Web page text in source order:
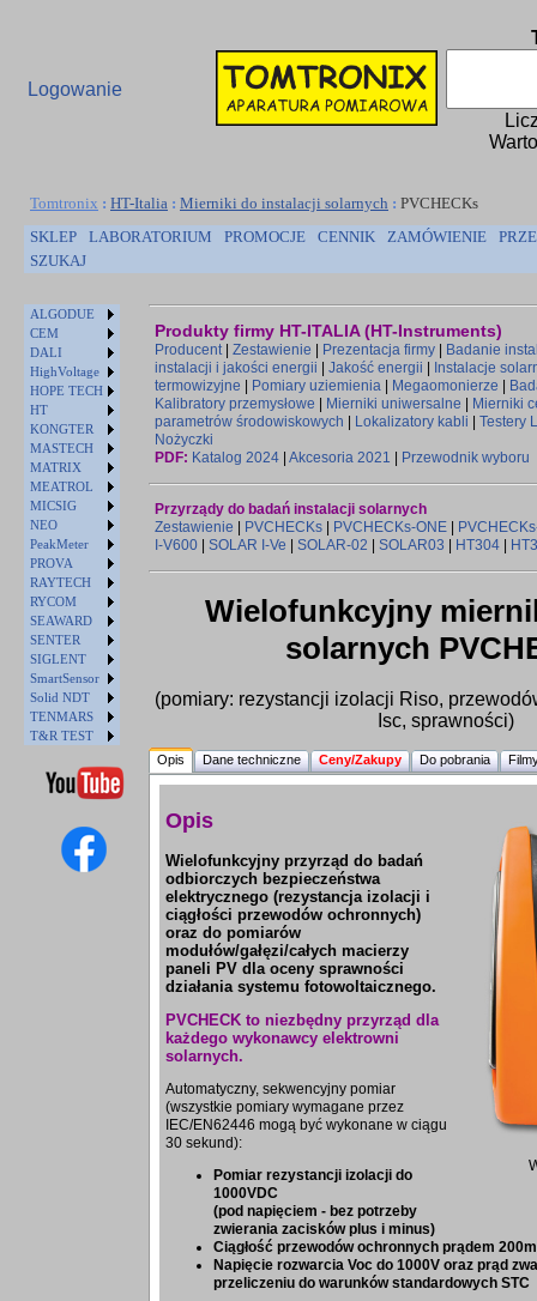
Logowanie
Tomtronix : HT-Italia : Mierniki do instalacji solarnych : PVCHECKs
SKLEP
LABORATORIUM PROMOCJE CENNIK ZAMÓWIENIE
SZUKAJ
ALGODUE
CEM
DALI
HighVoltage
HOPE TECH
HT
KONGTER
MASTECH
MATRIX
MEATROL
MICSIG
NEO
PeakMeter
PROVA
RAYTECH
RYCOM
SEAWARD
SENTER
SIGLENT
SmartSensor
Solid NDT
TENMARS
T&R TEST
Produkty firmy HT-ITALIA (HT-Instruments)
Producent| Zestawienie Prezentacja firmy
Badanie
instalacji i jakości energii
Jakość energii
Instalacje
termowizyjne
Pomiary uziemienia Megaomonierze
Kalibratory przemysłowe
Mierniki uniwersalne
Mierniki
parametrów środowiskowych
Lokalizatory kabli
Testery
Nożyczki
PDF: Katalog 2024 Akcesoria 2021 Przewodnik wyboru
Przyrządy do badań instalacji solarnych
Zestawienie
PVCHECKs PVCHECKs-ONE
I-V600
SOLAR I-Ve SOLAR-02 SOLAR03 HT304
Wielofunkcyjny
solarnych
(pomiary: rezystancji izolacji Riso,
Isc, sprawności)
Opis Dane techniczne Ceny/Zakupy Do pobrania
Opis
Wielofunkcyjny przyrząd do badań
odbiorczych bezpieczeństwa
elektrycznego (rezystancja izolacji i
ciągłości przewodów ochronnych)
oraz do pomiarów
modułów/gałęzi/całych macierzy
paneli PV dla oceny sprawności
działania systemu fotowoltaicznego.
PVCHECK to niezbędny przyrząd dla
każdego wykonawcy elektrowni
solarnych.
Automatyczny, sekwencyjny pomiar
(wszystkie pomiary wymagane przez
IEC/EN62446 mogą być wykonane w ciągu
30 sekund):
Pomiar rezystancji izolacji do
1000VDC
(pod napięciem - bez potrzeby
zwierania zacisków plus i minus)
Ciągłość przewodów ochronnych prądem
Napięcie rozwarcia Voc do 1000V oraz prąd
przeliczeniu do warunków standardowych STC